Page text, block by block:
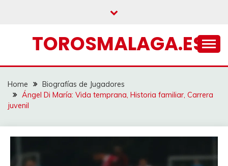
TOROSMALAGA.ES
Home
Biografías de Jugadores
Ángel Di María: Vida temprana, Historia familiar, Carrera
juvenil